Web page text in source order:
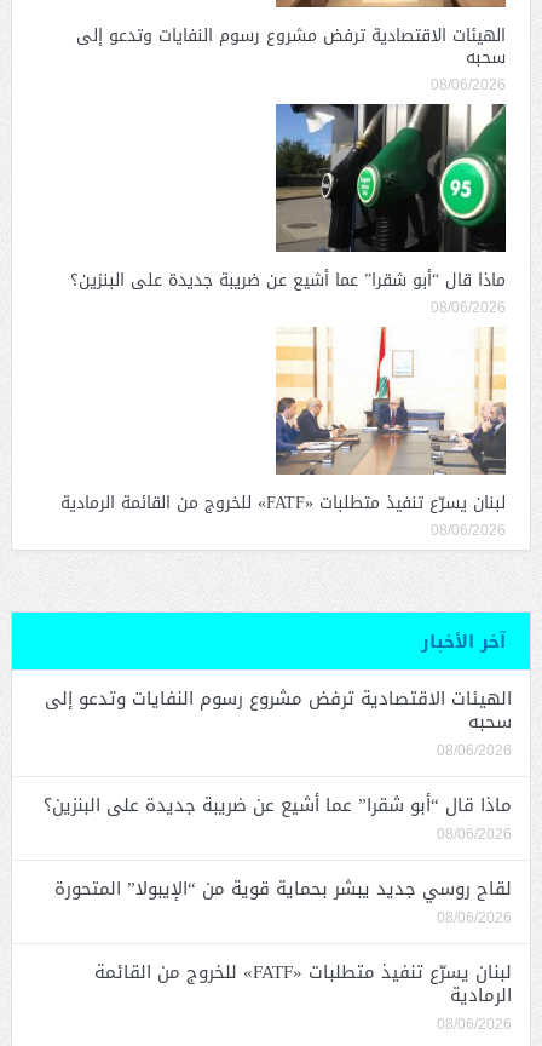
الهيئات الاقتصادية ترفض مشروع رسوم النفايات وتدعو إلى
سحبه
08/06/2026
ماذا قال “أبو شقرا” عما أشيع عن ضريبة جديدة على البنزين؟
08/06/2026
لبنان يسرّع تنفيذ متطلبات «FATF» للخروج من القائمة الرمادية
08/06/2026
آخر الأخبار
الهيئات الاقتصادية ترفض مشروع رسوم النفايات وتدعو إلى
سحبه
08/06/2026
ماذا قال “أبو شقرا” عما أشيع عن ضريبة جديدة على البنزين؟
08/06/2026
لقاح روسي جديد يبشر بحماية قوية من “الإيبولا” المتحورة
08/06/2026
لبنان يسرّع تنفيذ متطلبات «FATF» للخروج من القائمة
الرمادية
08/06/2026